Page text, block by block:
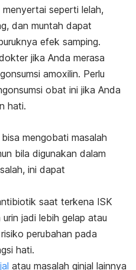
seperti lelah,
dan muntah dapat
efek samping.
jika Anda merasa
amoxilin. Perlu
obat ini jika Anda
hati.
mengobati masalah
bila digunakan dalam
ini dapat
saat terkena ISK
jadi lebih gelap atau
perubahan pada
hati.
atau masalah ginjal lainnya